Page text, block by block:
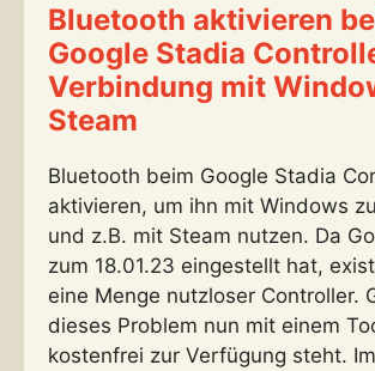
Bluetooth aktivieren
Google Stadia
Verbindung mit
Steam
Bluetooth beim Google Stadia
aktivieren, um ihn mit Windows
und z.B. mit Steam nutzen. Da
zum 18.01.23 eingestellt hat,
eine Menge nutzloser Controller.
dieses Problem nun mit einem
kostenfrei zur Verfügung steht.